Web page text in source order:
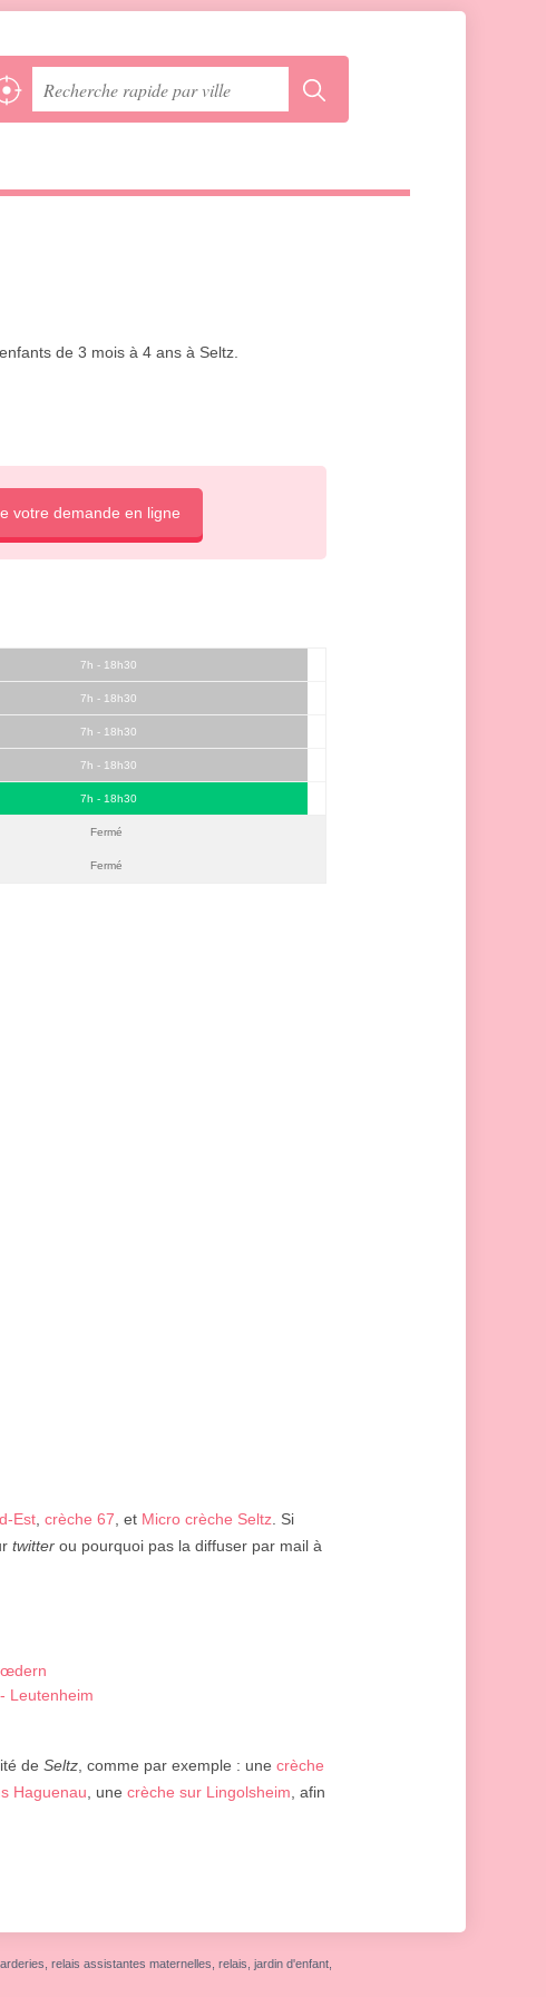
de 3 mois à 4 ans à Seltz.
votre demande en ligne
7h - 18h30
7h - 18h30
7h - 18h30
7h - 18h30
7h - 18h30
Fermé
Fermé
Est, crèche 67, et Micro crèche Seltz. Si
twitter ou pourquoi pas la diffuser par mail à
Leutenheim
de Seltz, comme par exemple : une crèche
Haguenau, une crèche sur Lingolsheim, afin
relais assistantes maternelles, relais, jardin d'enfant,